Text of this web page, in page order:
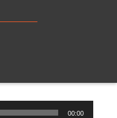
00:00